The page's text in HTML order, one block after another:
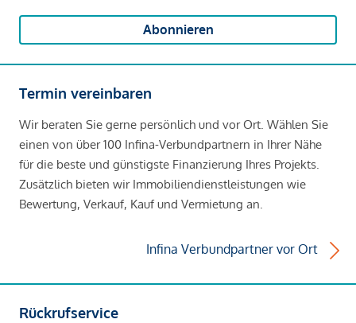
Abonnieren
Termin vereinbaren
Wir beraten Sie gerne persönlich und vor Ort. Wählen Sie
einen von über 100 Infina-Verbundpartnern in Ihrer Nähe
für die beste und günstigste Finanzierung Ihres Projekts.
Zusätzlich bieten wir Immobiliendienstleistungen wie
Bewertung, Verkauf, Kauf und Vermietung an.
Infina Verbundpartner vor Ort
Rückrufservice